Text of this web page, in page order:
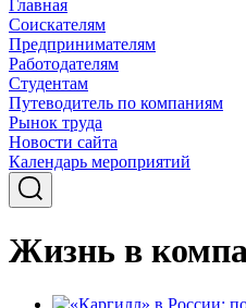
Главная
Соискателям
Предпринимателям
Работодателям
Студентам
Путеводитель по компаниям
Рынок труда
Новости сайта
Календарь мероприятий
Жизнь в